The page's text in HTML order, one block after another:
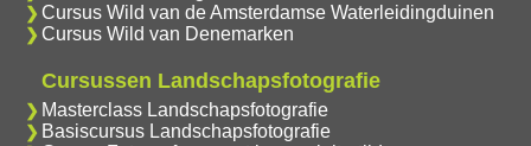
Cursus Wild van de Amsterdamse Waterleidingduinen
Cursus Wild van Denemarken
Cursussen Landschapsfotografie
Masterclass Landschapsfotografie
Basiscursus Landschapsfotografie